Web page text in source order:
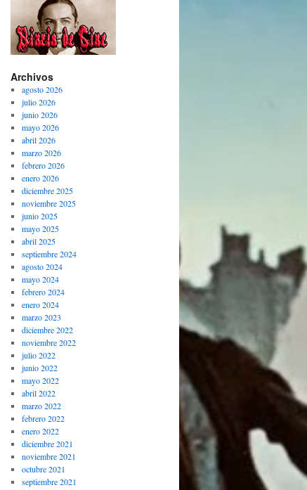
Archivos
agosto 2026
julio 2026
junio 2026
mayo 2026
abril 2026
marzo 2026
febrero 2026
enero 2026
diciembre 2025
noviembre 2025
junio 2025
mayo 2025
abril 2025
septiembre 2024
agosto 2024
mayo 2024
febrero 2024
enero 2024
marzo 2023
diciembre 2022
noviembre 2022
julio 2022
junio 2022
mayo 2022
abril 2022
marzo 2022
febrero 2022
enero 2022
diciembre 2021
noviembre 2021
octubre 2021
septiembre 2021